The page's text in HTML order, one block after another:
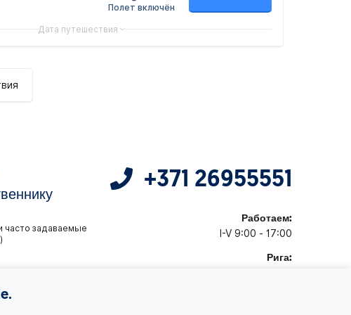
Полет включён
Дата путешествия
часто задаваемые
+371 26955551
Работаем:
I-V 9:00 - 17:00
Рига: